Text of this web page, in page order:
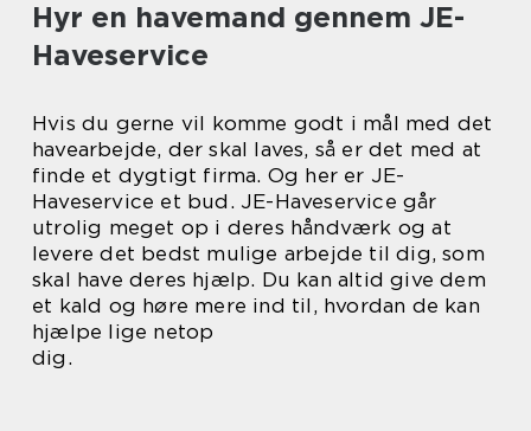
Hyr en havemand gennem JE-
Haveservice
Hvis du gerne vil komme godt i mål med det
havearbejde, der skal laves, så er det med at
finde et dygtigt firma. Og her er JE-
Haveservice et bud. JE-Haveservice går
utrolig meget op i deres håndværk og at
levere det bedst mulige arbejde til dig, som
skal have deres hjælp. Du kan altid give dem
et kald og høre mere ind til, hvordan de kan
hjælpe lige netop
dig.